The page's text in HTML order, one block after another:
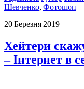
Шевченко, Фотошоп
20 Березня 2019
Хейтери
– Інтернет в